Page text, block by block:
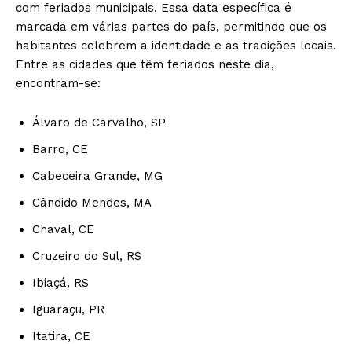
com feriados municipais. Essa data específica é
marcada em várias partes do país, permitindo que os
habitantes celebrem a identidade e as tradições locais.
Entre as cidades que têm feriados neste dia,
encontram-se:
Álvaro de Carvalho, SP
Barro, CE
Cabeceira Grande, MG
Cândido Mendes, MA
Chaval, CE
Cruzeiro do Sul, RS
Ibiaçá, RS
Iguaraçu, PR
Itatira, CE